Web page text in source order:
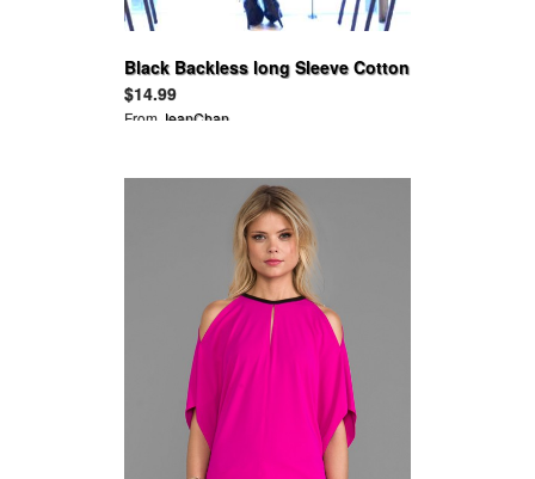
Black Backless long Sleeve Cotton
Ruffle Tops
$14.99
From JeanChan